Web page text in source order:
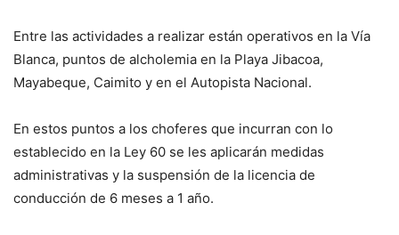
Entre las actividades a realizar están operativos en la Vía
Blanca, puntos de alcholemia en la Playa Jibacoa,
Mayabeque, Caimito y en el Autopista Nacional.
En estos puntos a los choferes que incurran con lo
establecido en la Ley 60 se les aplicarán medidas
administrativas y la suspensión de la licencia de
conducción de 6 meses a 1 año.